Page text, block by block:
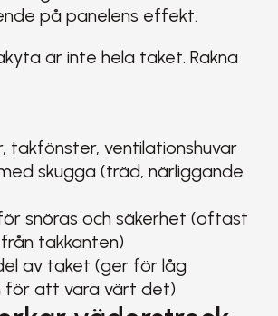
på panelens effekt.
är inte hela taket. Räkna
takfönster, ventilationshuvar
skugga (träd, närliggande
snöras och säkerhet (oftast
takkanten)
av taket (ger för låg
för att vara värt det)